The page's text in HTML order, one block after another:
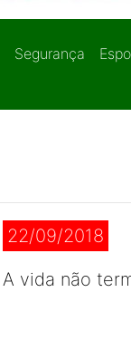
Segurança
22/09/2018
A vida não